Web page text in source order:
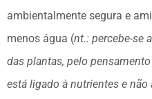
ambientalmente segura e
menos água (nt.: percebe-se
das plantas, pelo
está ligado à nutrientes e não